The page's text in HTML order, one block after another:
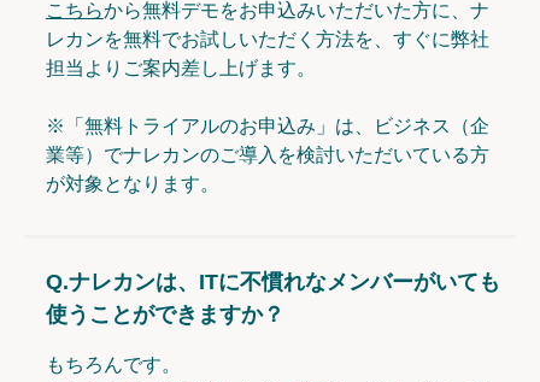
こちらから無料デモをお申込みいただいた方に、ナ
レカンを無料でお試しいただく方法を、すぐに弊社
担当よりご案内差し上げます。
※「無料トライアルのお申込み」は、ビジネス（企
業等）でナレカンのご導入を検討いただいている方
が対象となります。
Q.ナレカンは、ITに不慣れなメンバーがいても
使うことができますか？
もちろんです。